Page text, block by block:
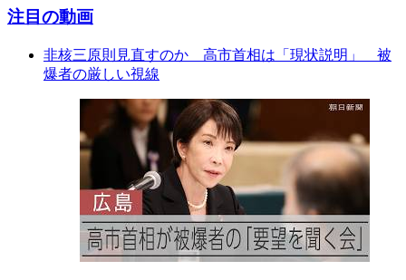
注目の動画
非核三原則見直すのか 高市首相は「現状説明」 被
爆者の厳しい視線